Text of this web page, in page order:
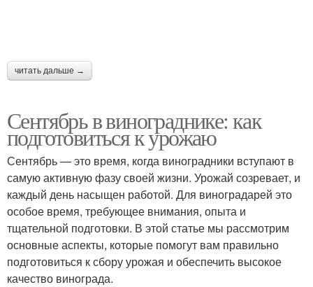
читать дальше →
Сентябрь в винограднике: как
подготовиться к урожаю
Сентябрь — это время, когда виноградники вступают в
самую активную фазу своей жизни. Урожай созревает, и
каждый день насыщен работой. Для виноградарей это
особое время, требующее внимания, опыта и
тщательной подготовки. В этой статье мы рассмотрим
основные аспекты, которые помогут вам правильно
подготовиться к сбору урожая и обеспечить высокое
качество винограда.